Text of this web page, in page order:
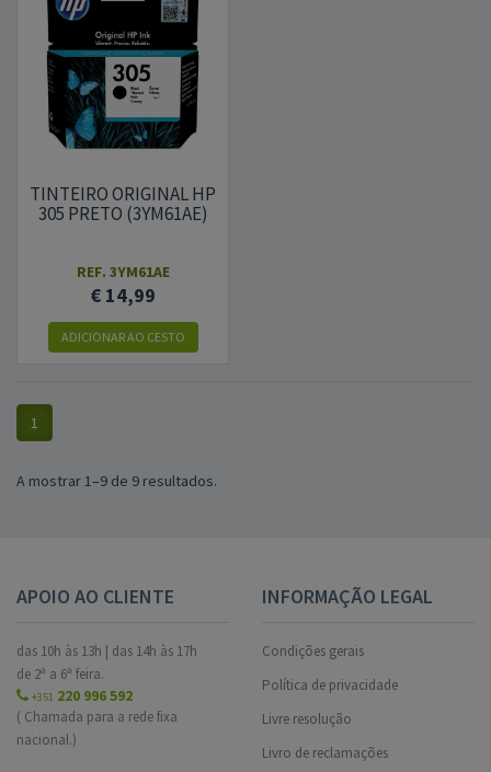
TINTEIRO ORIGINAL HP
305 PRETO (3YM61AE)
REF. 3YM61AE
€ 14,99
ADICIONARAO CESTO
1
A mostrar 1–9 de 9 resultados.
APOIO AO CLIENTE
das 10h às 13h | das 14h às 17h
de 2ª a 6ª feira.
+351 220 996 592
( Chamada para a rede fixa
nacional.)
INFORMAÇÃO LEGAL
Condições gerais
Política de privacidade
Livre resolução
Livro de reclamações